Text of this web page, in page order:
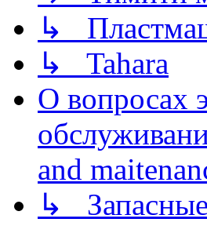
↳
↳ Tahara
О вопросах
and
↳ Запасные